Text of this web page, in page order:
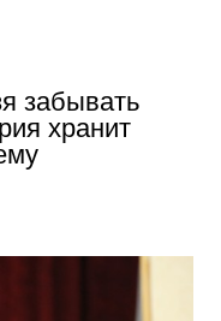
забывать
хранит